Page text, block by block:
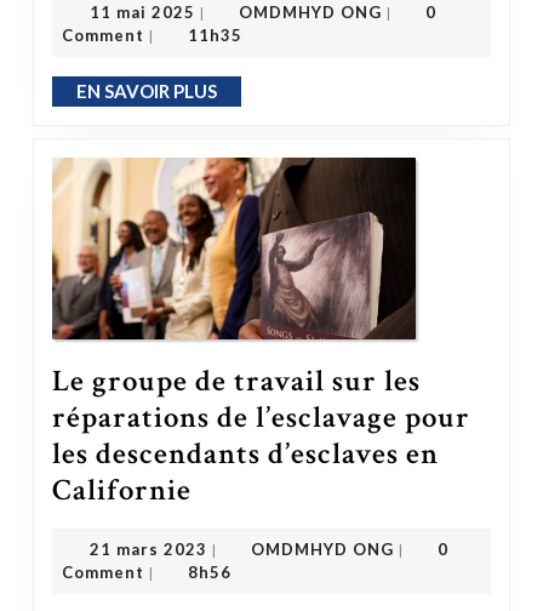
11 mai 2025 | OMDMHYD ONG |
0
Comment | 11h35
EN SAVOIR PLUSEN SAVOIR PLUS
Le groupe de travail sur les
réparations de l’esclavage pour
les descendants d’esclaves en
Californie
21 mars 2023 | OMDMHYD ONG |
0
Comment | 8h56